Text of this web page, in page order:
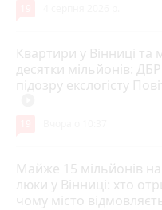
Квартири у Вінниці та
десятки мільйонів:
підозру екслогісту
Майже 15 мільйонів
люки у Вінниці: хто
чому місто